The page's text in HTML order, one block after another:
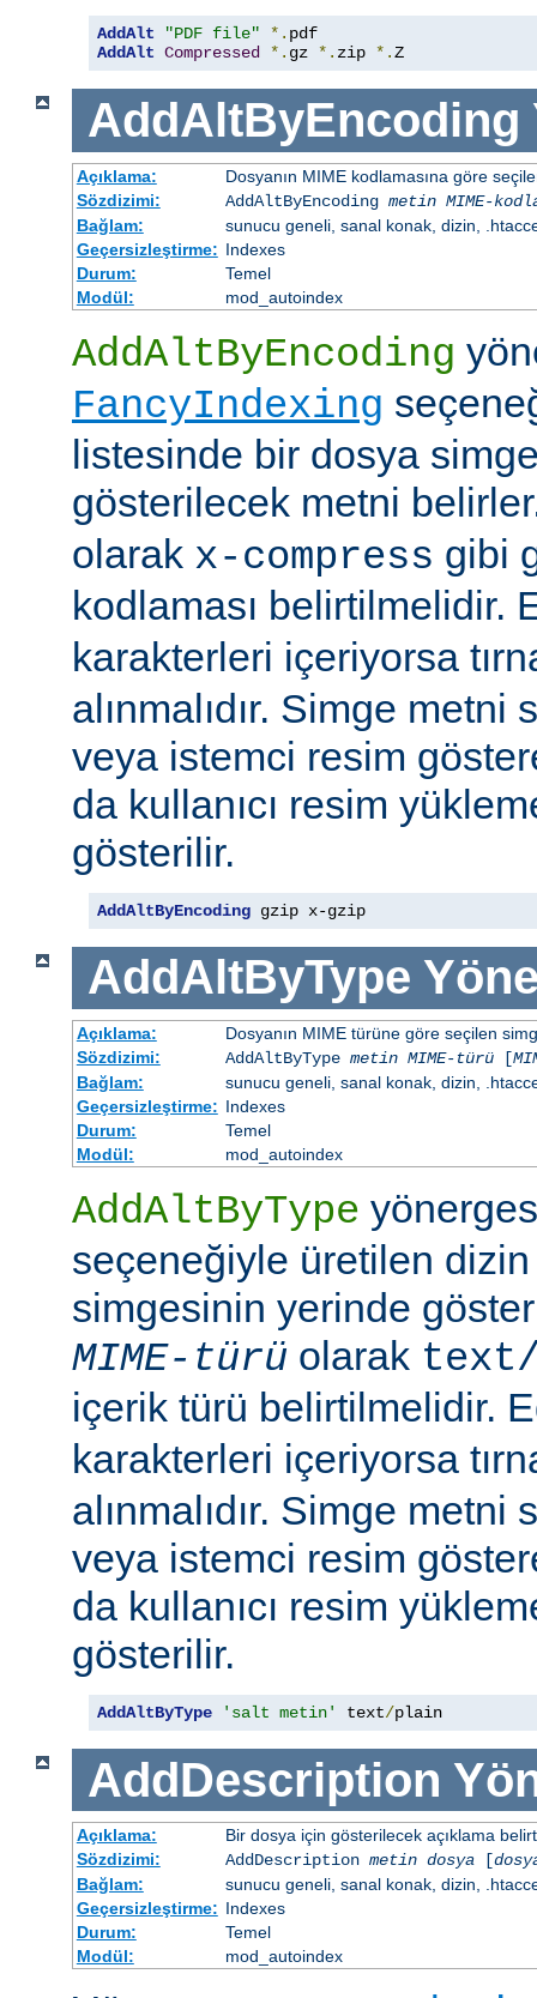
AddAlt "PDF file" *.
AddAlt Compressed *. gz *. zip *.Z
AddAltByEncoding
Açıklama:
Dosyanın MIME kodlamasına göre
Sözdizimi:
AddAltByEncoding metin MIME-
Bağlam:
sunucu geneli, sanal konak, dizin,
Geçersizleştirme: Indexes
Durum:
Temel
Modül:
mod_autoindex
AddAltByEncoding
FancyIndexing
listesinde bir dosya
gösterilecek metni
olarak x-compress gibi
kodlaması belirtilmelidir.
karakterleri içeriyorsa
alınmalıdır. Simge metni
veya istemci resim
da kullanıcı resim
gösterilir.
AddAltByEncoding gzip x-gzip
AddAltByType
Açıklama:
Dosyanın MIME türüne göre seçilen
Sözdizimi:
AddAltByType metin MIME-türü[
Bağlam:
sunucu geneli, sanal konak, dizin,
Geçersizleştirme: Indexes
Durum:
Temel
Modül:
mod_autoindex
AddAltByType
seçeneğiyle üretilen
simgesinin yerinde
MIME-türü olarak
içerik türü belirtilmelidir.
karakterleri içeriyorsa
alınmalıdır. Simge metni
veya istemci resim
da kullanıcı resim
gösterilir.
AddAltByType 'salt metin' text/plain
AddDescription
Açıklama:
Bir dosya için gösterilecek açıklama
Sözdizimi:
AddDescription metin dosya[
Bağlam:
sunucu geneli, sanal konak, dizin,
Geçersizleştirme: Indexes
Durum:
Temel
Modül:
mod_autoindex